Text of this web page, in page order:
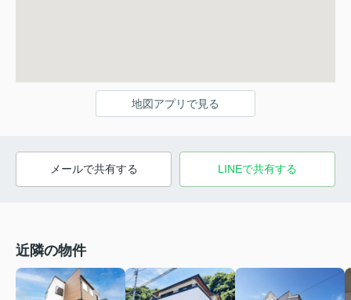
地図アプリで見る
メールで共有する LINEで共有する
近隣の物件